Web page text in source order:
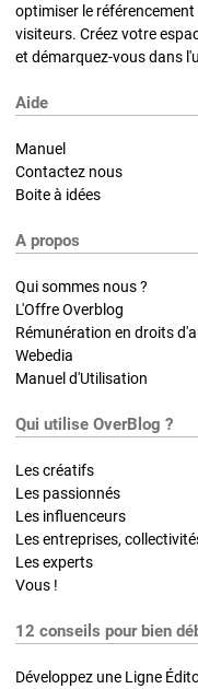
optimiser le
visiteurs. Créez votre
et démarquez-vous dans
Aide
Manuel
Contactez nous
Boite à idées
A propos
Qui sommes nous ?
L'Offre Overblog
Rémunération en droits
Webedia
Manuel d'Utilisation
Qui utilise OverBlog ?
Les créatifs
Les passionnés
Les influenceurs
Les entreprises,
Les experts
Vous !
12 conseils pour bien
Développez une Ligne